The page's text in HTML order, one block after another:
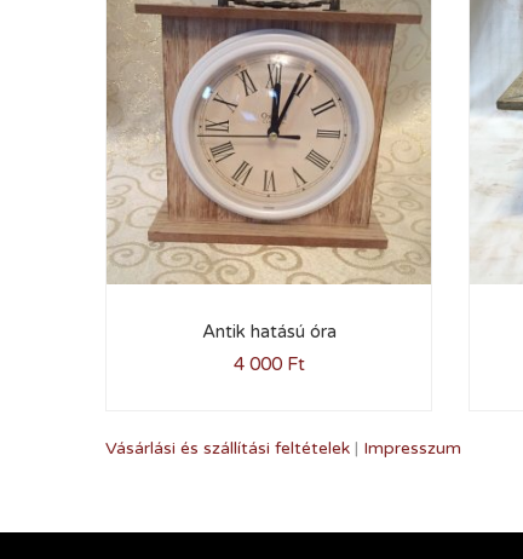
Antik hatású óra
4 000 Ft
Vásárlási és szállítási feltételek | Impresszum